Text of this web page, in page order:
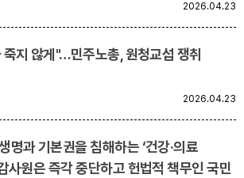
2026.04.23
지 않게"…민주노총, 원청교섭 쟁취
2026.04.23
명과 기본권을 침해하는 ‘건강‧의료
사원은 즉각 중단하고 헌법적 책무인 국민